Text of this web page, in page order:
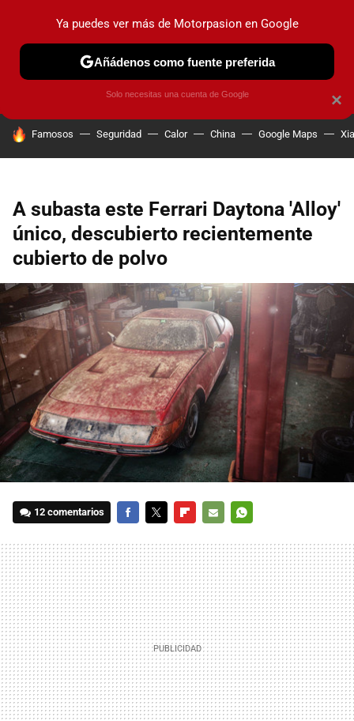
PRUEBAS COCHES ELÉCTRICOS OBSERVATORIO
HOY SE HABLA DE
Famosos Seguridad Calor China Google Maps
A subasta este Ferrari Daytona 'Alloy'
único, descubierto recientemente
cubierto de polvo
12 comentarios
MAIL
×
Ya puedes ver más de Motorpasion en Google
Añádenos como fuente preferida
Solo necesitas una cuenta de Google